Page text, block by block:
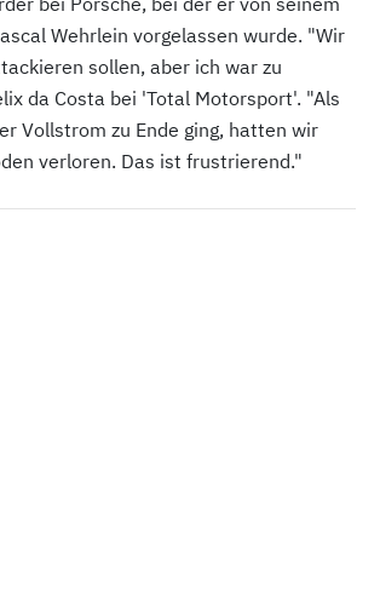
Wehrlein vorgelassen wurde. "Wir
sollen, aber ich war zu
da Costa bei 'Total Motorsport'. "Als
Vollstrom zu Ende ging, hatten wir
verloren. Das ist frustrierend."